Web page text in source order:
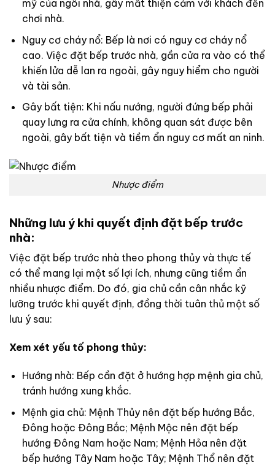
mỹ của ngôi nhà, gây mất thiện cảm với khách đến
chơi nhà.
Nguy cơ cháy nổ: Bếp là nơi có nguy cơ cháy nổ
cao. Việc đặt bếp trước nhà, gần cửa ra vào có thể
khiến lửa dễ lan ra ngoài, gây nguy hiểm cho người
và tài sản.
Gây bất tiện: Khi nấu nướng, người đứng bếp phải
quay lưng ra cửa chính, không quan sát được bên
ngoài, gây bất tiện và tiềm ẩn nguy cơ mất an ninh.
Nhược điểm
Những lưu ý khi quyết định đặt bếp trước
nhà:
Việc đặt bếp trước nhà theo phong thủy và thực tế
có thể mang lại một số lợi ích, nhưng cũng tiềm ẩn
nhiều nhược điểm. Do đó, gia chủ cần cân nhắc kỹ
lưỡng trước khi quyết định, đồng thời tuân thủ một số
lưu ý sau:
Xem xét yếu tố phong thủy:
Hướng nhà: Bếp cần đặt ở hướng hợp mệnh gia chủ,
tránh hướng xung khắc.
Mệnh gia chủ: Mệnh Thủy nên đặt bếp hướng Bắc,
Đông hoặc Đông Bắc; Mệnh Mộc nên đặt bếp
hướng Đông Nam hoặc Nam; Mệnh Hỏa nên đặt
bếp hướng Tây Nam hoặc Tây; Mệnh Thổ nên đặt